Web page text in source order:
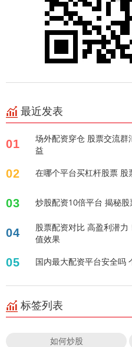
最近发表
01
场外配资穿仓 股票交流
益
02 在哪个平台买杠杆股票 股
03 炒股配资10倍平台 揭秘
04
股票配资对比 高盈利潜
值效果
05 国内最大配资平台安全吗
标签列表
如何炒股